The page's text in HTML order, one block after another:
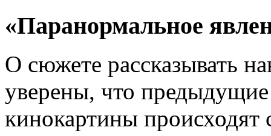
«Паранормальное
О сюжете рассказывать
уверены, что
кинокартины происходят